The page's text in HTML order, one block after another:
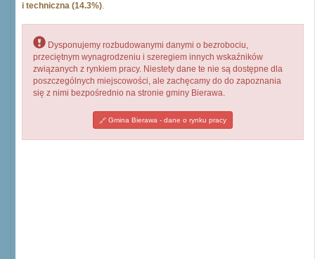
i techniczna (14.3%).
Dysponujemy rozbudowanymi danymi o bezrobociu,
przeciętnym wynagrodzeniu i szeregiem innych wskaźników
związanych z rynkiem pracy. Niestety dane te nie są dostępne dla
poszczególnych miejscowości, ale zachęcamy do do zapoznania
się z nimi bezpośrednio na stronie gminy Bierawa.
Gmina Bierawa - dane o rynku pracy